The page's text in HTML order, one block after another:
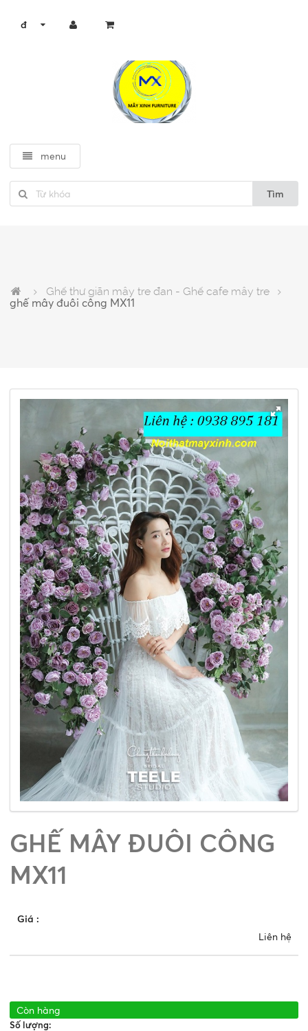
đ
menu
Tìm
Ghế thư giãn mây tre đan - Ghế cafe mây tre
ghế mây đuôi công MX11
GHẾ MÂY ĐUÔI CÔNG
MX11
Giá :
Liên hệ
Còn hàng
Số lượng: